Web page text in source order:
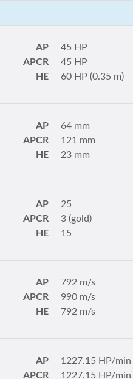
AP
45 HP
APCR
45 HP
HE
60 HP (0.35 m)
AP
64 mm
APCR
121 mm
HE
23 mm
AP
25
APCR
3 (gold)
HE
15
AP
792 m/s
APCR
990 m/s
HE
792 m/s
AP
1227.15 HP/min
APCR
1227.15 HP/min